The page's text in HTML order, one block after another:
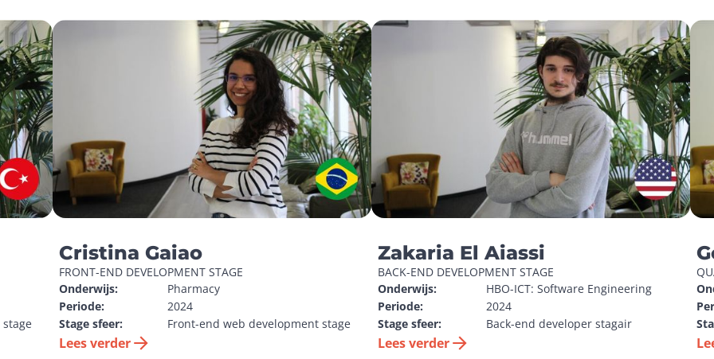
Cristina Gaiao
FRONT-END DEVELOPMENT STAGE
Onderwijs:
Pharmacy
Periode:
2024
Stage sfeer:
Front-end web development stage
Lees verder
Zakaria El Aiassi
BACK-END DEVELOPMENT STAGE
Onderwijs:
HBO-ICT: Software Engineering
Periode:
2024
Stage sfeer:
Back-end developer stagair
Lees verder